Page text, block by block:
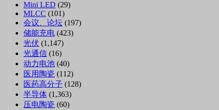
Mini LED (29)
MLCC (101)
会议、论坛 (197)
储能充电 (423)
光伏 (1,147)
光通信 (16)
动力电池 (40)
医用陶瓷 (112)
医药高分子 (128)
半导体 (1,363)
压电陶瓷 (60)